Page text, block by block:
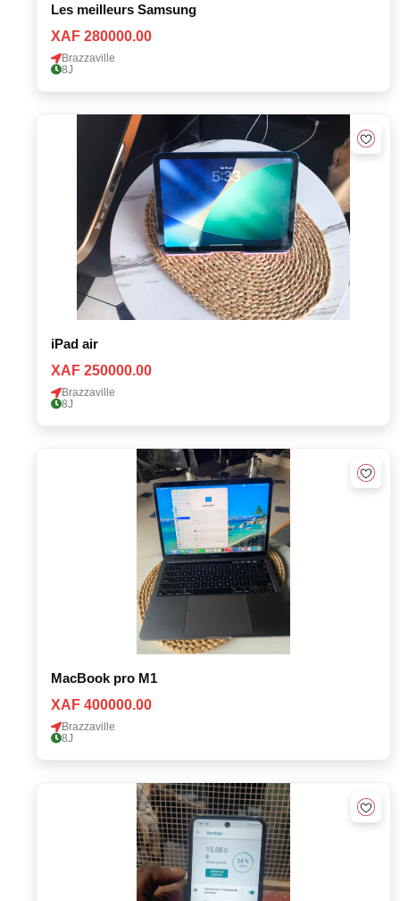
Les meilleurs Samsung
XAF 280000.00
Brazzaville
8J
iPad air
XAF 250000.00
Brazzaville
8J
MacBook pro M1
XAF 400000.00
Brazzaville
8J